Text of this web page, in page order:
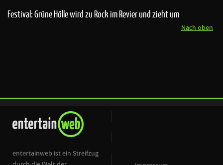
Festival: Grüne Hölle wird zu Rock im Revier und zieht um
Nach oben
entertainweb ist ein Streifzug